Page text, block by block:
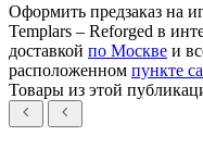
Оформить предзаказ на
Templars – Reforged в
доставкой по Москве и
расположенном пункте
Товары из этой